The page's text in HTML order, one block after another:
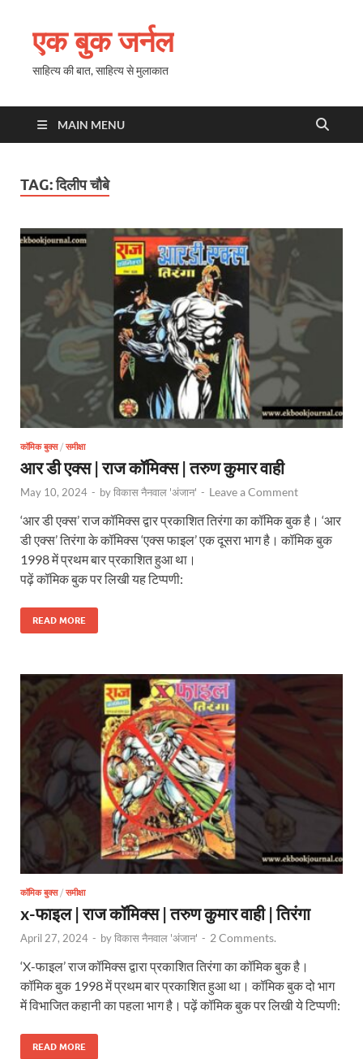
एक बुक जर्नल
साहित्य की बात, साहित्य से मुलाकात
MAIN MENU
TAG:दिलीप चौबे
कॉमिक बुक्स/ समीक्षा
आर डी एक्स | राज कॉमिक्स | तरुण कुमार वाही
May 10, 2024 - byविकास नैनवाल 'अंजान' - Leave a Comment
‘आर डी एक्स’ राज कॉमिक्स द्वार प्रकाशित तिरंगा का कॉमिक बुक है। ‘आर
डी एक्स’ तिरंगा के कॉमिक्स ‘एक्स फाइल’ एक दूसरा भाग है। कॉमिक बुक
1998 में प्रथम बार प्रकाशित हुआ था।
पढ़ें कॉमिक बुक पर लिखी यह टिप्पणी:
READ MORE
कॉमिक बुक्स/ समीक्षा
x-फाइल | राज कॉमिक्स | तरुण कुमार वाही | तिरंगा
April 27, 2024 - byविकास नैनवाल 'अंजान' - 2 Comments.
‘X-फाइल’ राज कॉमिक्स द्वारा प्रकाशित तिरंगा का कॉमिक बुक है।
कॉमिक बुक 1998 में प्रथम बार प्रकाशित हुआ था। कॉमिक बुक दो भाग
में विभाजित कहानी का पहला भाग है। पढ़ें कॉमिक बुक पर लिखी ये टिप्पणी:
READ MORE